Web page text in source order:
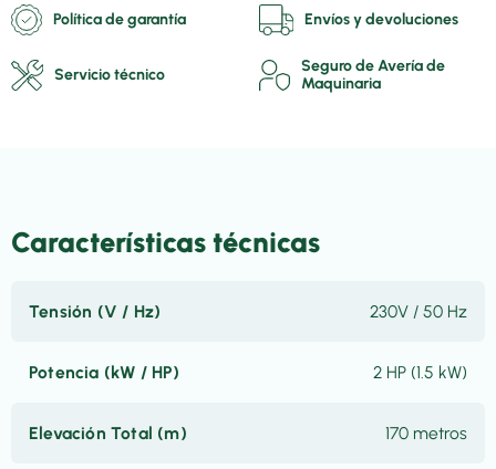
Política de garantía Envíos y devoluciones
Servicio técnico
Seguro de Avería de
Maquinaria
Características técnicas
Tensión (V / Hz) 230V / 50 Hz
Potencia (kW / HP) 2 HP (1.5 kW)
Elevación Total (m) 170 metros